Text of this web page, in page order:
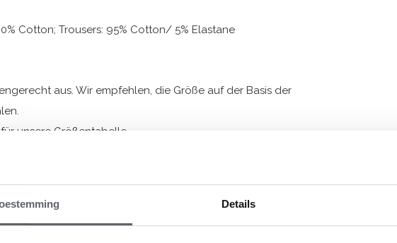
Details
Cotton; Trousers: 95% Cotton/ 5% Elastane
aus. Wir empfehlen, die Größe auf der Basis der
für unsere Größentabelle.